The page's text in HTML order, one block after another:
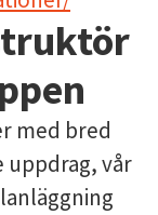
med bred
uppdrag, vår